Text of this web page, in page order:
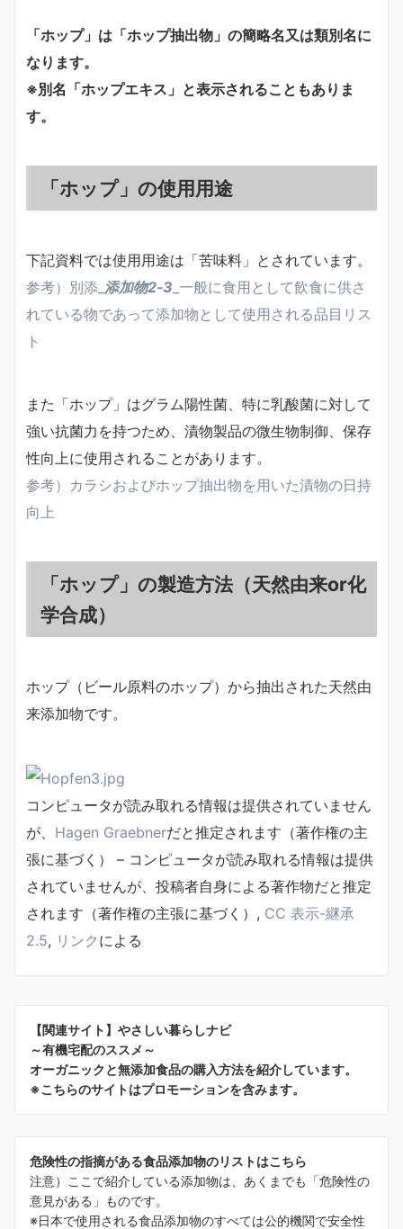
「ホップ」は「ホップ抽出物」の簡略名又は類別名に
なります。
※別名「ホップエキス」と表示されることもありま
す。
「ホップ」の使用用途
下記資料では使用用途は「苦味料」とされています。
参考）別添_ 添加物2‐3 _一般に食用として飲食に供さ
れている物であって添加物として使用される品目リス
ト
また「ホップ」はグラム陽性菌、特に乳酸菌に対して
強い抗菌力を持つため、漬物製品の微生物制御、保存
性向上に使用されることがあります。
参考）カラシおよびホップ抽出物を用いた漬物の日持
向上
「ホップ」の製造方法（天然由来or化
学合成）
ホップ（ビール原料のホップ）から抽出された天然由
来添加物です。
コンピュータが読み取れる情報は提供されていません
が、 Hagen Graebnerだと推定されます（著作権の主
張に基づく） – コンピュータが読み取れる情報は提供
されていませんが、 投稿者自身による著作物だと推定
されます（著作権の主張に基づく）, CC 表示-継承
2.5, リンク による
【関連サイト】やさしい暮らしナビ
～有機宅配のススメ～
オーガニックと無添加食品の購入方法を紹介しています。
※こちらのサイトはプロモーションを含みます。
危険性の指摘がある食品添加物のリストはこちら
注意）ここで紹介している添加物は、あくまでも「危険性の
意見がある」ものです。
※日本で使用される食品添加物のすべては公的機関で安全性